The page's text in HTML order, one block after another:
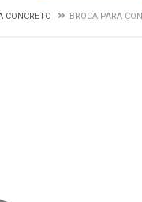
CONCRETO BROCA PARA